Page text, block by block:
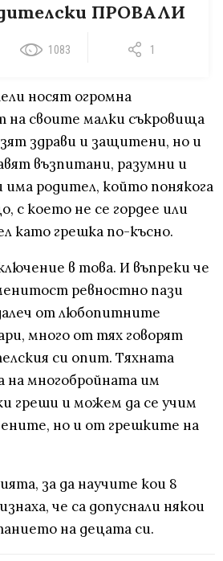
ПРОВАЛИ
1083 1
носят огромна
на своите малки съкровища
здрави и защитени, но и
възпитани, разумни и
има родител, който понякога
с което не се гордее или
като грешка по-късно.
в това. И въпреки че
ревностно пази
от любопитните
много от тях говорят
си опит. Тяхната
на многобройната им
греши и можем да се учим
но и от грешките на
за да научите кои 8
че са допуснали някои
на децата си.